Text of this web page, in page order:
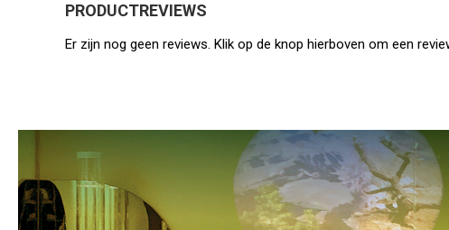
PRODUCTREVIEWS
Er zijn nog geen reviews. Klik op de knop hierboven om een